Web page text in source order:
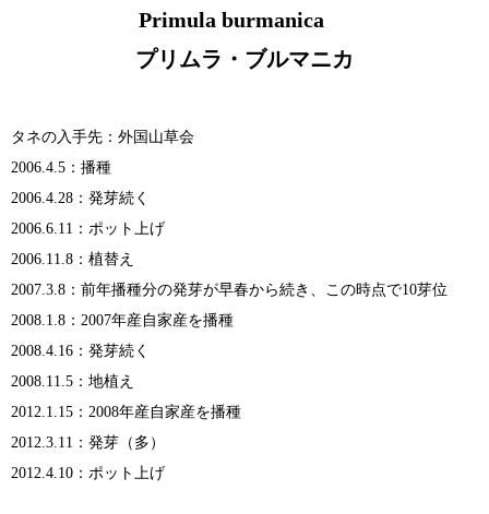
Primula burmanica
プリムラ・ブルマニカ
タネの入手先：外国山草会
2006.4.5：播種
2006.4.28：発芽続く
2006.6.11：ポット上げ
2006.11.8：植替え
2007.3.8：前年播種分の発芽が早春から続き、この時点で10芽位
2008.1.8：2007年産自家産を播種
2008.4.16：発芽続く
2008.11.5：地植え
2012.1.15：2008年産自家産を播種
2012.3.11：発芽（多）
2012.4.10：ポット上げ